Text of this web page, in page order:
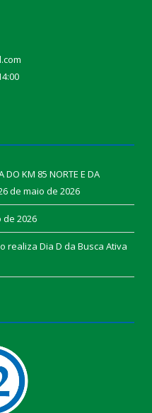
DO KM 85 NORTE E DA
de maio de 2026
de 2026
realiza Dia D da Busca Ativa